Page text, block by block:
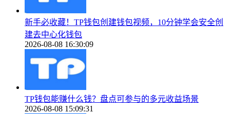
新手必收藏！TP钱包创建钱包视频，10分钟学会安全创
建去中心化钱包
2026-08-08 16:30:09
TP钱包能赚什么钱？盘点可参与的多元收益场景
2026-08-08 15:09:31